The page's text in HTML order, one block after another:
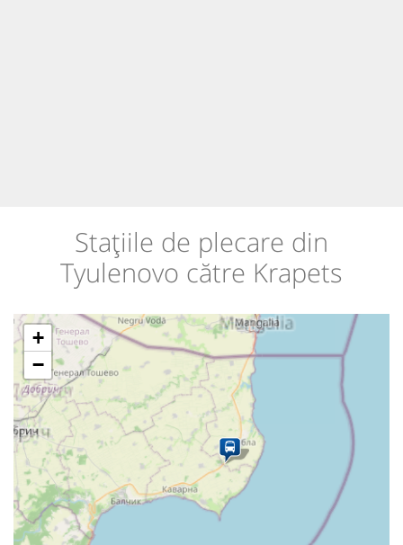
Stațiile de plecare din
Tyulenovo către Krapets
+
−